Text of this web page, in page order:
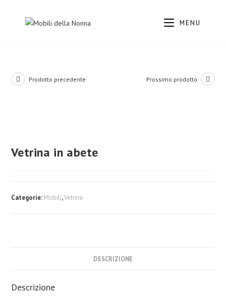
MENU
Prodotto precedente Prossimo prodotto
Vetrina in abete
Categorie: Mobili,Vetrine
DESCRIZIONE
Descrizione